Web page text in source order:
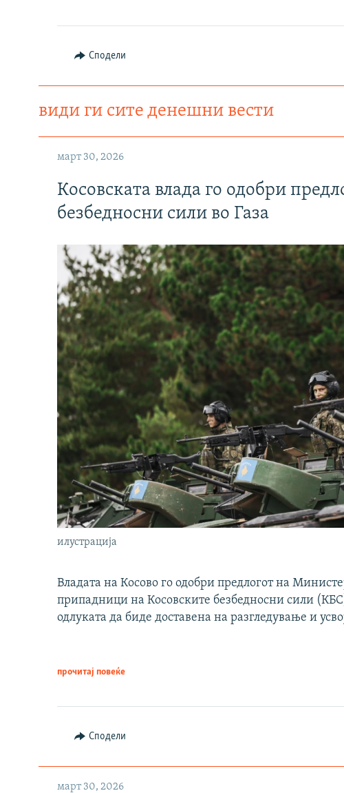
Сподели
види ги сите денешни вести
март 30, 2026
Косовската влада го одобри
безбедносни сили во Газа
илустрација
Владата на Косово го одобри предлогот на
припадници на Косовските безбедносни сили
одлуката да биде доставена на разгледување и
прочитај повеќе
Сподели
март 30, 2026